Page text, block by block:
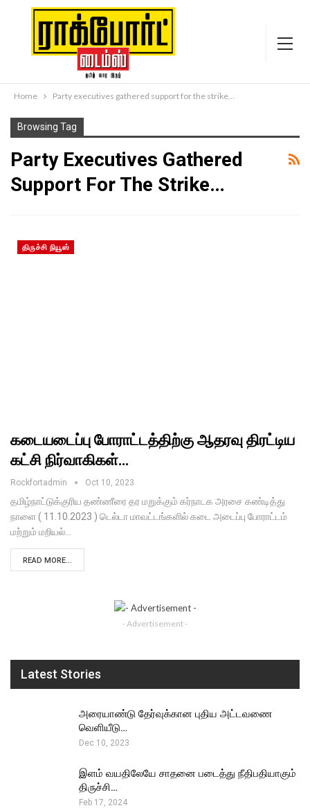
Home Party executives gathered support for the strike…
Browsing Tag
Party Executives Gathered
Support For The Strike…
திருச்சி நியூஸ்
கடையடைப்பு போராட்டத்திற்கு ஆதரவு திரட்டிய
கட்சி நிர்வாகிகள்…
Rockfortadmin Oct 10, 2023
தமிழ்நாட்டுக்குரிய தண்ணீரை தர மறுக்கும் கர்நாடக அரசை கண்டித்து
நாளை ( 11.10.2023 ) டெல்டா மாவட்டங்களில் கடை அடைப்பு போராட்டம்
மற்றும் மறியல்…
READ MORE...
- Advertisement -
Latest Stories
அரையாண்டு தேர்வுக்கான புதிய அட்டவணை
வெளியீடு…
Dec 10, 2023
இளம் வயதிலேயே சாதனை படைத்து நீதிபதியாகும்
திருச்சி…
Feb 17, 2024